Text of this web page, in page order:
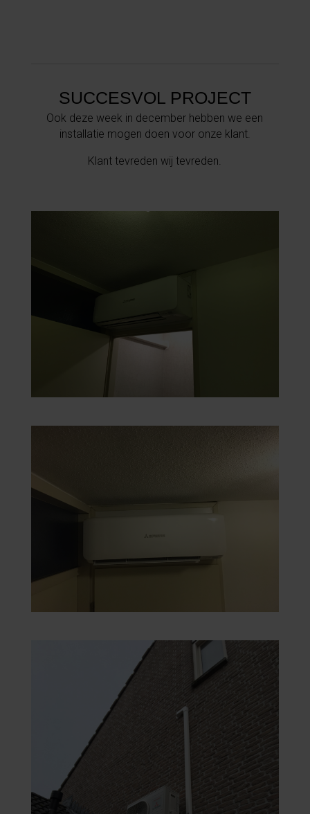
SUCCESVOL PROJECT
Ook deze week in december hebben we een
installatie mogen doen voor onze klant.
Klant tevreden wij tevreden.